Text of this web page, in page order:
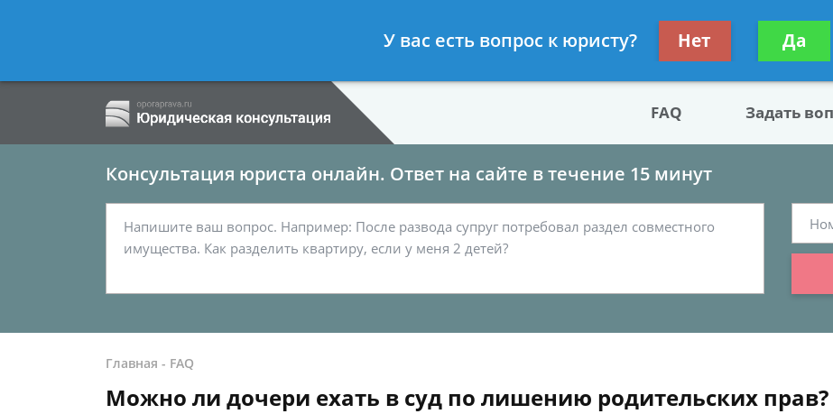
- Семейный юрист, адвокат по разводу
Получите
FAQ Задать
Консультация юриста онлайн. Ответ на сайте в течение 15 минут
Главная - FAQ
Можно ли дочери ехать в суд по лишению родительских прав?
У вас есть вопрос к юристу? Нет Да